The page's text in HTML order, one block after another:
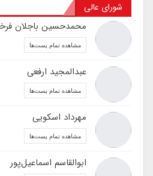
شورای عالی
محمدحسین باجلان فرخی
مشاهده تمام پست‌ها
عبدالمجید ارفعی
مشاهده تمام پست‌ها
مهرداد اسکویی
مشاهده تمام پست‌ها
ابوالقاسم اسماعیل‌پور